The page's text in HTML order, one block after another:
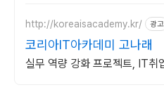
http://koreaisacademy.kr/ 광고
코리아IT아카데미 고나래
실무 역량 강화 프로젝트, IT취